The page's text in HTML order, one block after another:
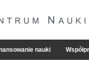
nauki